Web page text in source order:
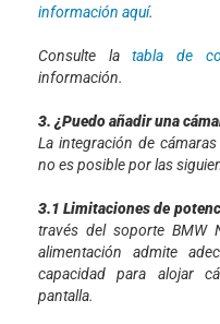
información aquí.
Consulte latabla de
información.
3. ¿Puedo añadir una
La integración de
no es posible por las
3.1 Limitaciones de
través del soporte BMW
alimentación admite
capacidad para alojar
pantalla.